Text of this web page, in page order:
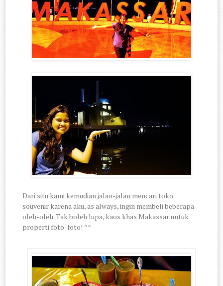
Dari situ kami kemudian jalan-jalan mencari toko
souvenir karena aku, as always, ingin membeli beberapa
oleh-oleh. Tak boleh lupa, kaos khas Makassar untuk
properti foto-foto! ^^